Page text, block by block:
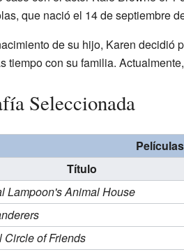
que nació el 14 de septiembre
de su hijo, Karen decidió
tiempo con su familia.
Seleccionada
Películas
Título
Lampoon's Animal House
Circle of Friends